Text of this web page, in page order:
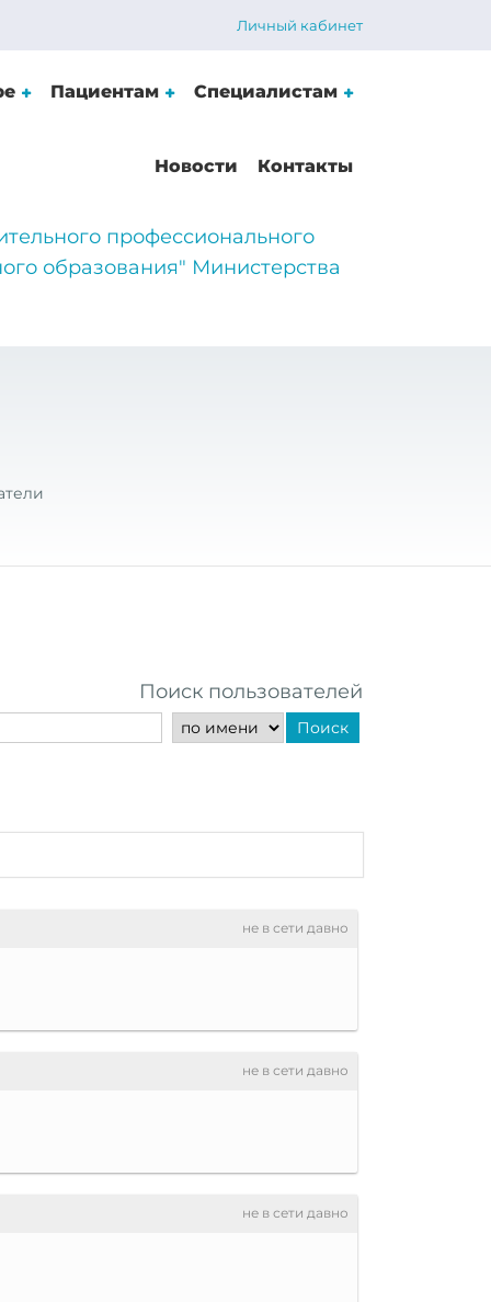
Личный кабинет
Пациентам Специалистам
Новости Контакты
профессионального
образования" Министерства
Поиск пользователей
Поиск
не в сети давно
не в сети давно
не в сети давно